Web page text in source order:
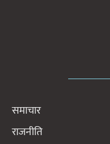
समाचार
राजनीति